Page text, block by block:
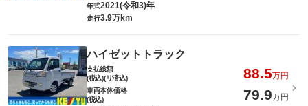
年式2021(令和3)年
走行3.9万km
ハイゼットトラック
支払総額
(税込)(リ済込)
88.5万円
車両本体価格
(税込)
79.9万円